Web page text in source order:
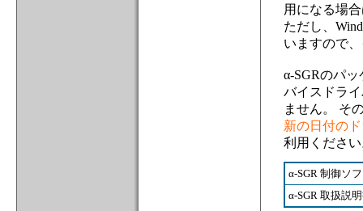
用になる場
ただし、
いますので
α-SGRのパ
バイスドラ
ません。 そ
新の日付の
利用くださ
α-SGR 制御ソ
α-SGR 取扱説